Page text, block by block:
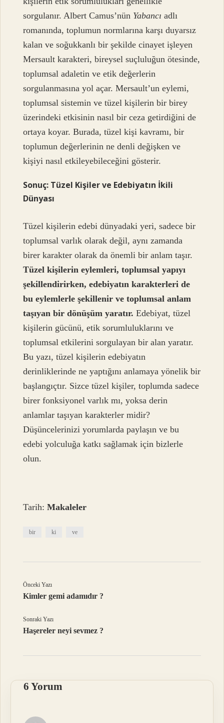
sorgulanır. Albert Camus’nün Yabancı adlı
romanında, toplumun normlarına karşı duyarsız
kalan ve soğukkanlı bir şekilde cinayet işleyen
Mersault karakteri, bireysel suçluluğun ötesinde,
toplumsal adaletin ve etik değerlerin
sorgulanmasına yol açar. Mersault’un eylemi,
toplumsal sistemin ve tüzel kişilerin bir birey
üzerindeki etkisinin nasıl bir ceza getirdiğini de
ortaya koyar. Burada, tüzel kişi kavramı, bir
toplumun değerlerinin ne denli değişken ve
kişiyi nasıl etkileyebileceğini gösterir.
Sonuç: Tüzel Kişiler ve Edebiyatın İkili
Dünyası
Tüzel kişilerin edebi dünyadaki yeri, sadece bir
toplumsal varlık olarak değil, aynı zamanda
birer karakter olarak da önemli bir anlam taşır.
Tüzel kişilerin eylemleri, toplumsal yapıyı
şekillendirirken, edebiyatın karakterleri de
bu eylemlerle şekillenir ve toplumsal anlam
taşıyan bir dönüşüm yaratır. Edebiyat, tüzel
kişilerin gücünü, etik sorumluluklarını ve
toplumsal etkilerini sorgulayan bir alan yaratır.
Bu yazı, tüzel kişilerin edebiyatın
derinliklerinde ne yaptığını anlamaya yönelik bir
başlangıçtır. Sizce tüzel kişiler, toplumda sadece
birer fonksiyonel varlık mı, yoksa derin
anlamlar taşıyan karakterler midir?
Düşüncelerinizi yorumlarda paylaşın ve bu
edebi yolculuğa katkı sağlamak için bizlerle
olun.
Tarih:Makaleler
bir ki ve
Önceki Yazı
Kimler gemi adamıdır ?
Sonraki Yazı
Haşereler neyi sevmez ?
6 Yorum